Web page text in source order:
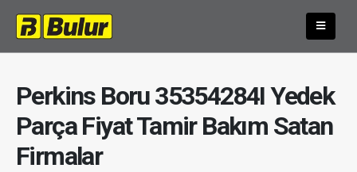
Perkins Boru 35354284I Yedek
Parça Fiyat Tamir Bakım Satan
Firmalar